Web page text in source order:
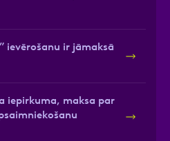
ievērošanu ir jāmaksā
iepirkuma, maksa par